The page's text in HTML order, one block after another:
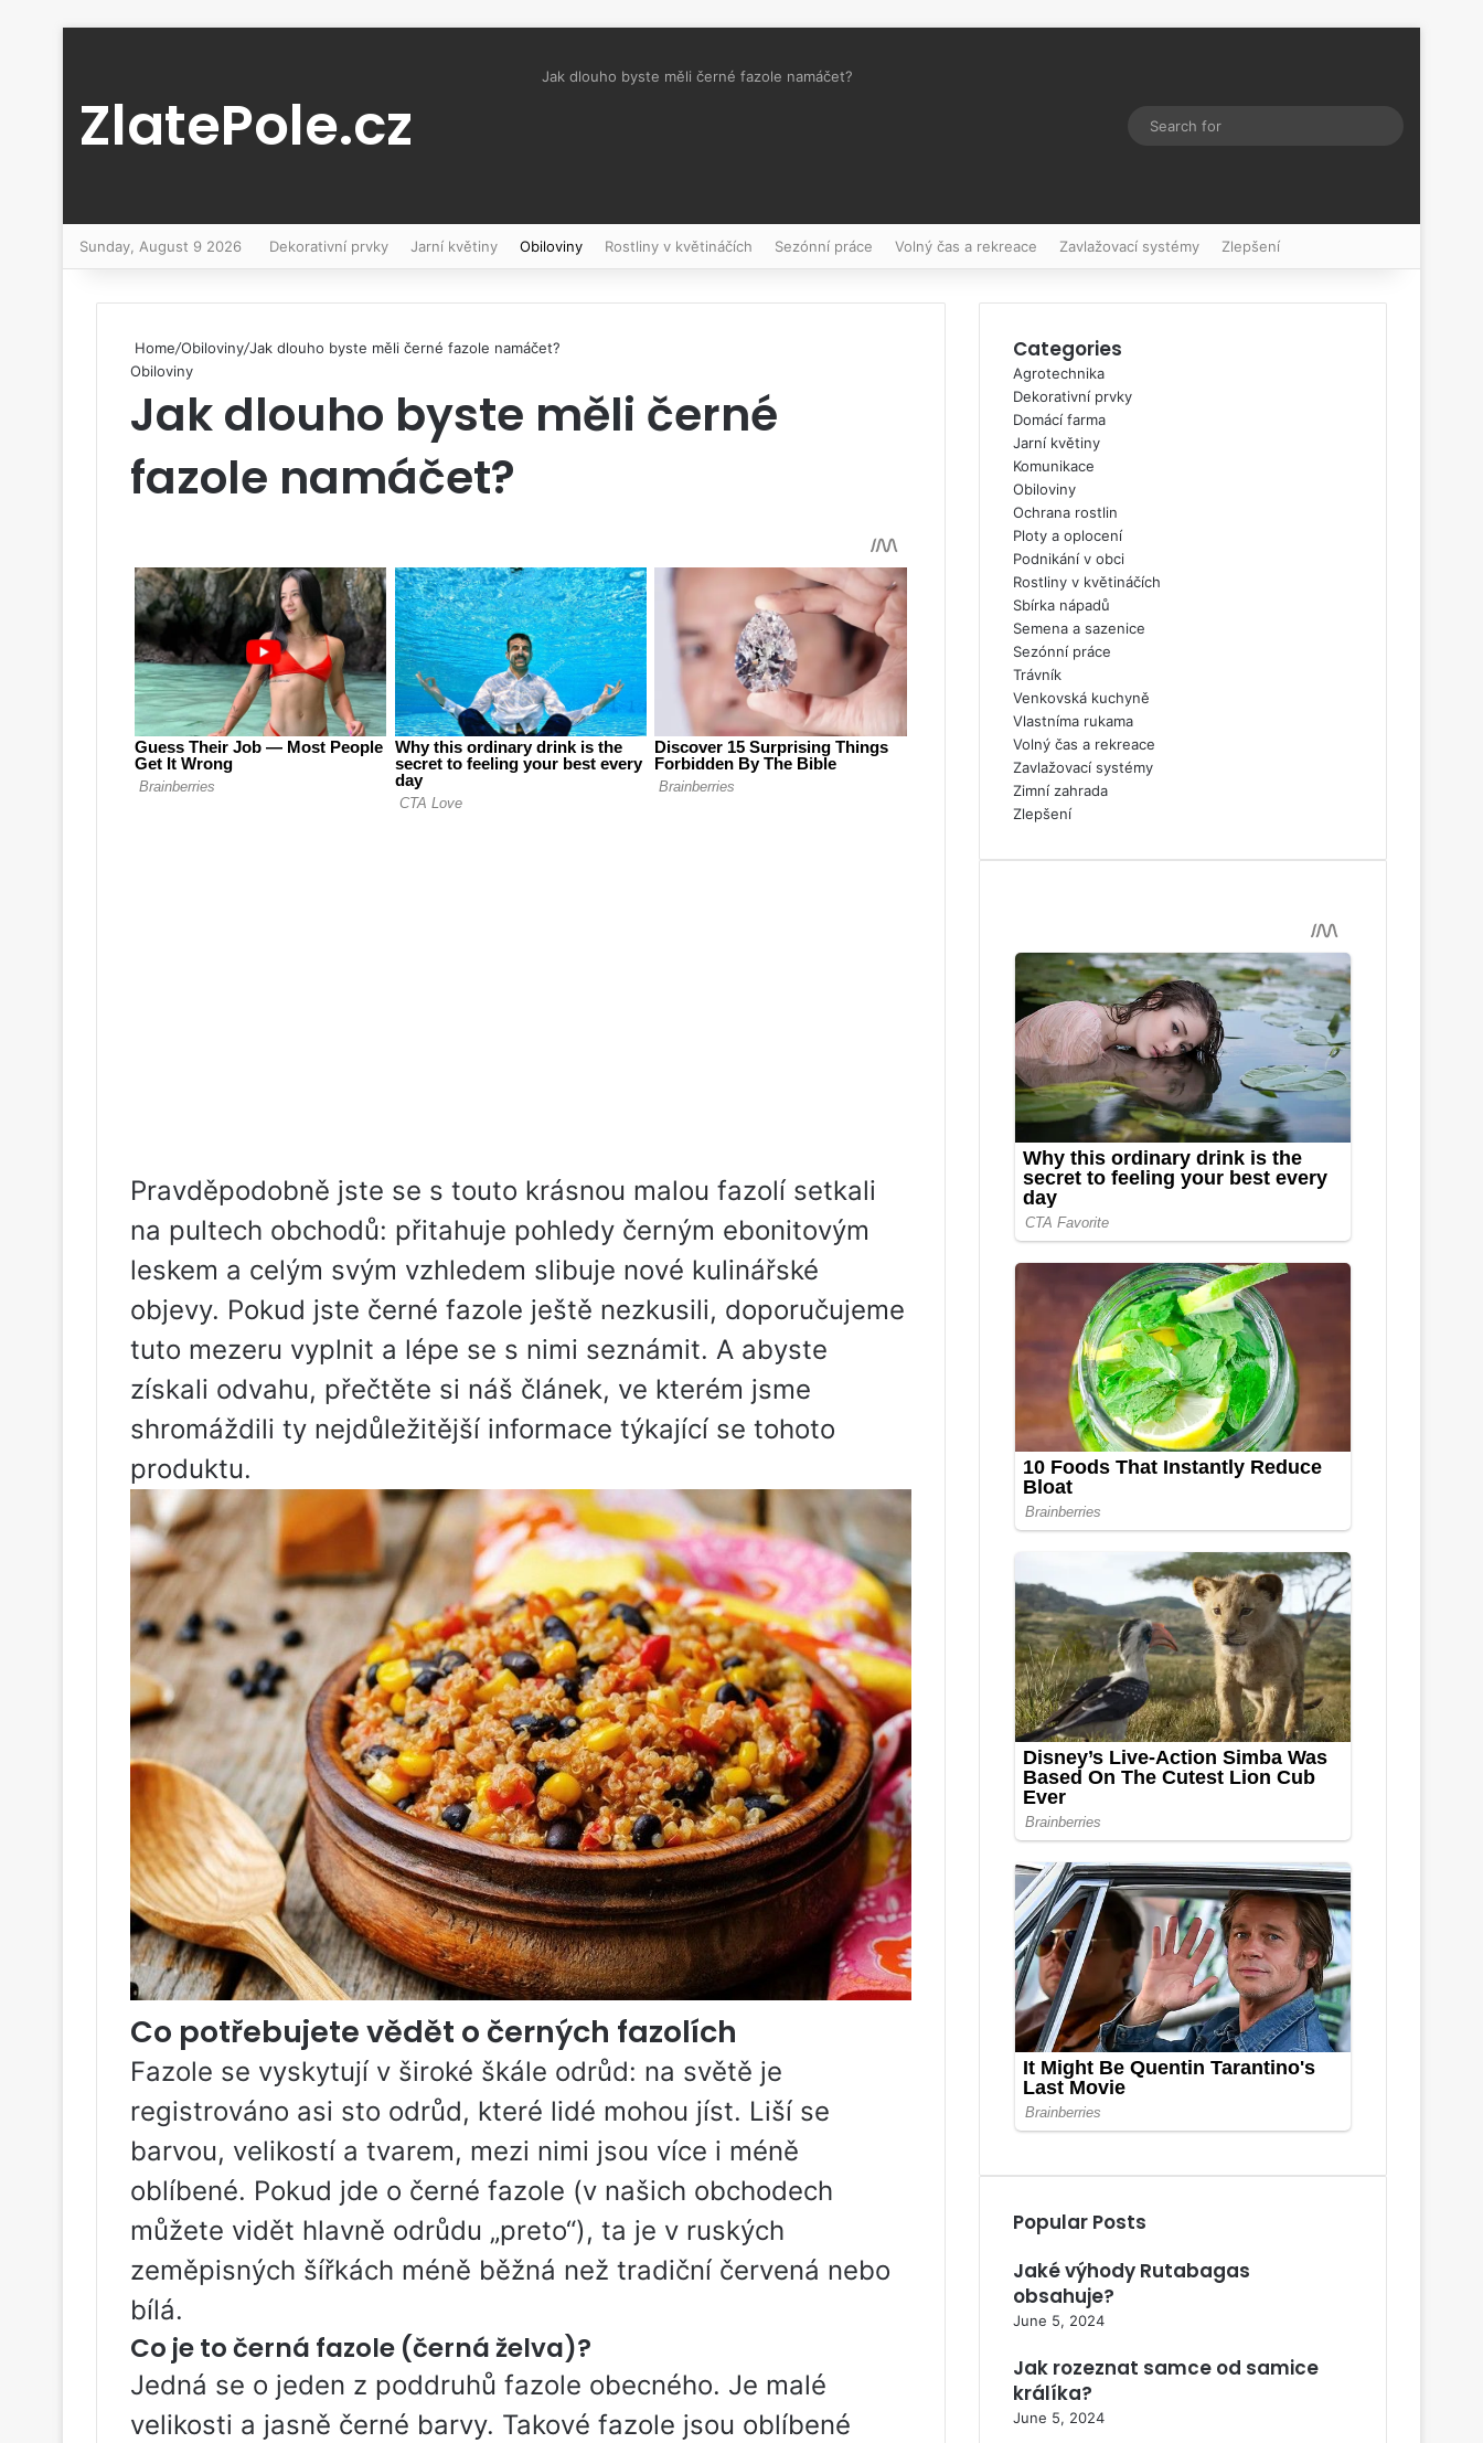
ZlatePole.cz
Jak dlouho byste měli černé fazole namáčet?
Switch skin
Sunday, August 9 2026 Dekorativní prvky Jarní květiny Obiloviny Rostliny v květináčích Sezónní práce Volný čas a rekreace Zavlažovací systémy Zlepšení
Home/Obiloviny/Jak dlouho byste měli černé fazole namáčet?
Obiloviny
Jak dlouho byste měli černé
fazole namáčet?
Pravděpodobně jste se s touto krásnou malou fazolí setkali
na pultech obchodů: přitahuje pohledy černým ebonitovým
leskem a celým svým vzhledem slibuje nové kulinářské
objevy. Pokud jste černé fazole ještě nezkusili, doporučujeme
tuto mezeru vyplnit a lépe se s nimi seznámit. A abyste
získali odvahu, přečtěte si náš článek, ve kterém jsme
shromáždili ty nejdůležitější informace týkající se tohoto
produktu.
Co potřebujete vědět o černých fazolích
Fazole se vyskytují v široké škále odrůd: na světě je
registrováno asi sto odrůd, které lidé mohou jíst. Liší se
barvou, velikostí a tvarem, mezi nimi jsou více i méně
oblíbené. Pokud jde o černé fazole (v našich obchodech
můžete vidět hlavně odrůdu „preto“), ta je v ruských
zeměpisných šířkách méně běžná než tradiční červená nebo
bílá.
Co je to černá fazole (černá želva)?
Jedná se o jeden z poddruhů fazole obecného. Je malé
velikosti a jasně černé barvy. Takové fazole jsou oblíbené
Categories
Agrotechnika
Dekorativní prvky
Domácí farma
Jarní květiny
Komunikace
Obiloviny
Ochrana rostlin
Ploty a oplocení
Podnikání v obci
Rostliny v květináčích
Sbírka nápadů
Semena a sazenice
Sezónní práce
Trávník
Venkovská kuchyně
Vlastníma rukama
Volný čas a rekreace
Zavlažovací systémy
Zimní zahrada
Zlepšení
Popular Posts
Jaké výhody Rutabagas
obsahuje?
June 5, 2024
Jak rozeznat samce od samice
králíka?
June 5, 2024